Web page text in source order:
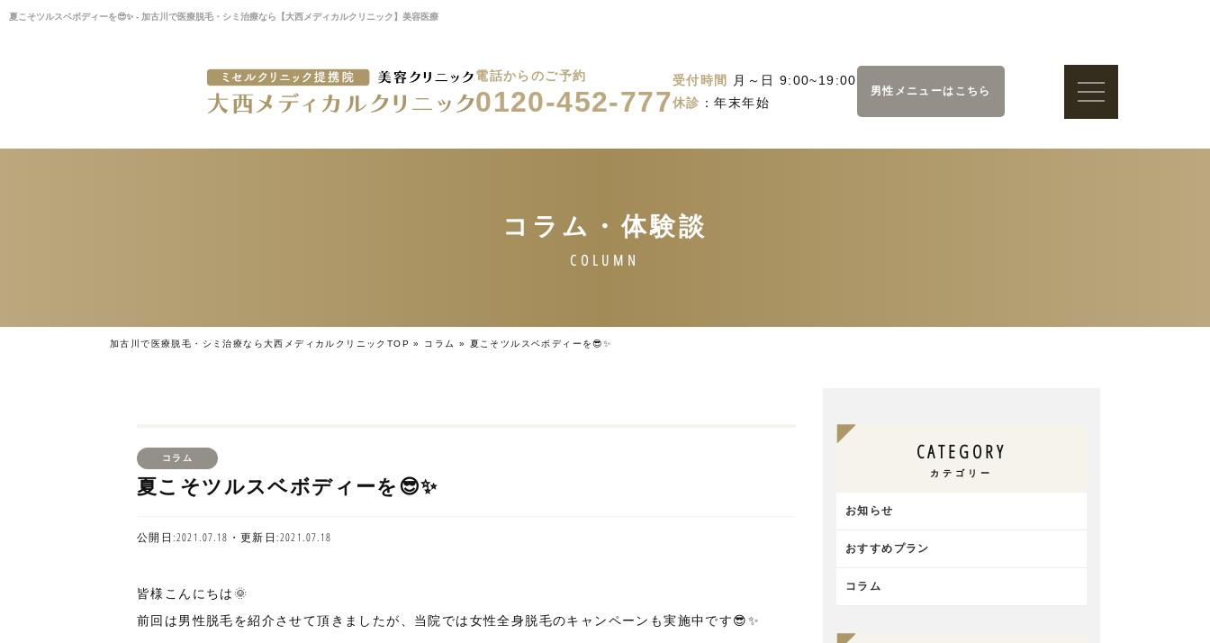
夏こそツルスベボディーを😎✨ - 加古川で医療脱毛・シミ治療なら【大西メディカルクリニック】美容医療
電話からのご予約
0120-452-777
受付時間
月～日 9:00~19:00
休診 ：年末年始
男性メニューはこちら
加古川で医療脱毛・シミ治療なら大西メディカルクリニックTOP » コラム » 夏こそツルスベボディーを😎✨
コラム
夏こそツルスベボディーを😎✨
公開日:2021.07.18・更新日:2021.07.18
皆様こんにちは🌞
前回は男性脱毛を紹介させて頂きましたが、当院では女性全身脱毛のキャンペーンも実施中です😎✨
CATEGORY
カテゴリー
お知らせ
おすすめプラン
コラム